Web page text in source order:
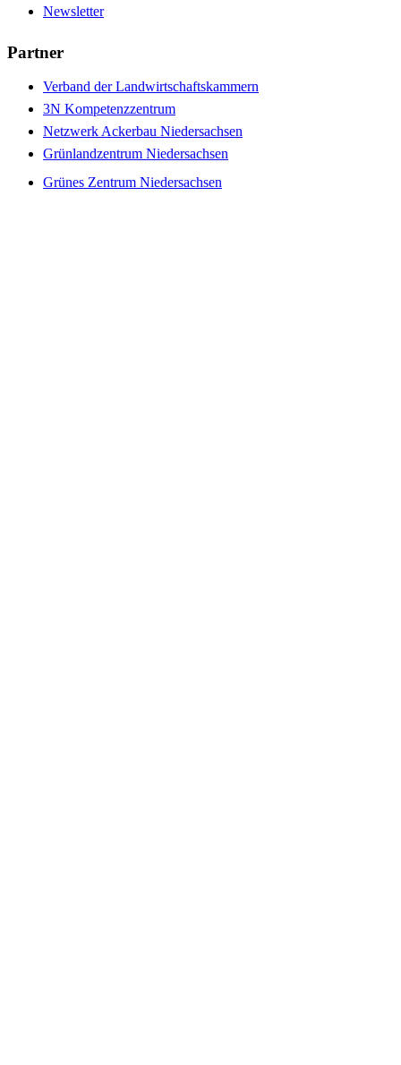
Newsletter
Partner
Verband der Landwirtschaftskammern
3N Kompetenzzentrum
Netzwerk Ackerbau Niedersachsen
Grünlandzentrum Niedersachsen
Grünes Zentrum Niedersachsen